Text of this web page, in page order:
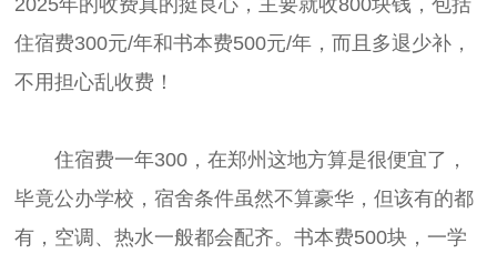
2025年的收费真的挺良心，主要就收800块钱，包括
住宿费300元/年和书本费500元/年，而且多退少补，
不用担心乱收费！
住宿费一年300，在郑州这地方算是很便宜了，
毕竟公办学校，宿舍条件虽然不算豪华，但该有的都
有，空调、热水一般都会配齐。书本费500块，一学